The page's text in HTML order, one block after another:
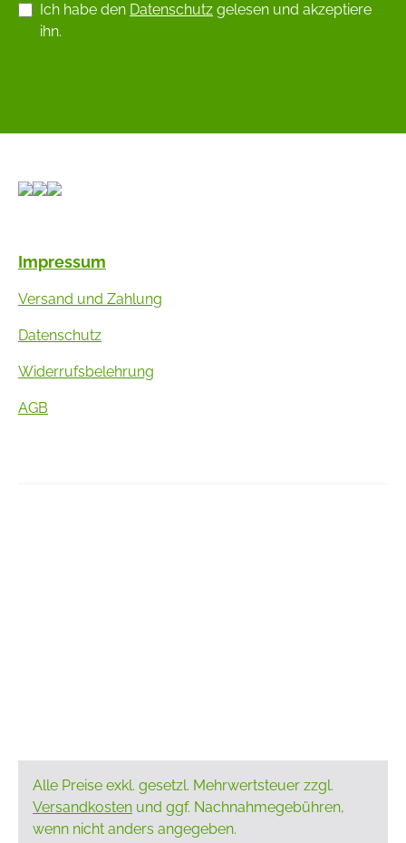
Ich habe den Datenschutz gelesen und akzeptiere
ihn.
Impressum
Versand und Zahlung
Datenschutz
Widerrufsbelehrung
AGB
Alle Preise exkl. gesetzl. Mehrwertsteuer zzgl.
Versandkosten und ggf. Nachnahmegebühren,
wenn nicht anders angegeben.